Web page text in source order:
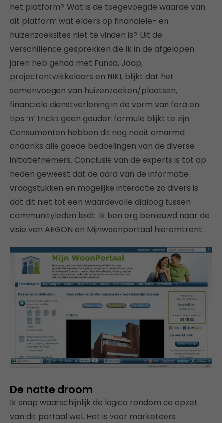
het platform? Wat is de toegevoegde waarde van
dit platform wat elders op financiele- en
huizenzoeksites niet te vinden is? Uit de
verschillende gesprekken die ik in de afgelopen
jaren heb gehad met Funda, Jaap,
projectontwikkelaars en NIKI, blijkt dat het
samenvoegen van huizenzoeken/plaatsen,
financiele dienstverlening in de vorm van fora en
tips ‘n’ tricks geen gouden formule blijkt te zijn.
Consumenten hebben dit nog nooit omarmd
ondanks alle goede bedoelingen van de diverse
initiatiefnemers. Conclusie van de experts is tot op
heden geweest dat de aard van de informatie
vraagstukken en mogelijke interactie zo divers is
dat dit niet tot een waardevolle dialoog tussen
communityleden leidt. Ik ben erg benieuwd naar de
visie van AEGON en Mijnwoonportaal hieromtrent.
De natte droom
Ik snap waarschijnlijk de logica rondom de opzet
van dit portaal wel. Het is voor marketeers